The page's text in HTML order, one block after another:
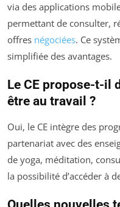
via des applications
permettant de consulter,
offres négociées. Ce
simplifiée des avantages.
Le CE propose-t-il
être au travail ?
Oui, le CE intègre des
partenariat avec des
de yoga, méditation,
la possibilité d’accéder à